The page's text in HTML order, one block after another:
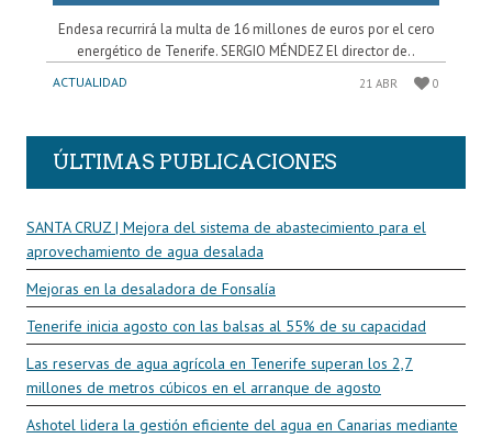
Endesa recurrirá la multa de 16 millones de euros por el cero
energético de Tenerife. SERGIO MÉNDEZ El director de..
ACTUALIDAD 21 ABR 0
ÚLTIMAS PUBLICACIONES
SANTA CRUZ | Mejora del sistema de abastecimiento para el
aprovechamiento de agua desalada
Mejoras en la desaladora de Fonsalía
Tenerife inicia agosto con las balsas al 55% de su capacidad
Las reservas de agua agrícola en Tenerife superan los 2,7
millones de metros cúbicos en el arranque de agosto
Ashotel lidera la gestión eficiente del agua en Canarias mediante